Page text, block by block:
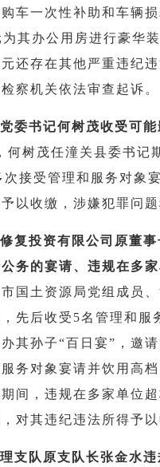
车一次性补助和车辆
其办公用房进行豪华
还存在其他严重违纪
察机关依法审查起诉。
委书记何树茂收受可
何树茂任潼关县委书记
接受管理和服务对象
以收缴，涉嫌犯罪问
复投资有限公司原董
务的宴请、违规在多
国土资源局党组成员
先后收受5名管理和
其孙子“百日宴”，邀
务对象宴请并饮用高
期间，违规在多家单位
对其违纪违法所得予
支队原支队长张金水违